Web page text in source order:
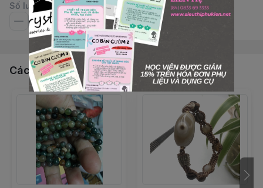
Số lượng
Các sản phẩm, dịch vụ khác